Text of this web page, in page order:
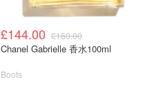
£144.00 £160.00
Chanel Gabrielle 香水100ml
Boots